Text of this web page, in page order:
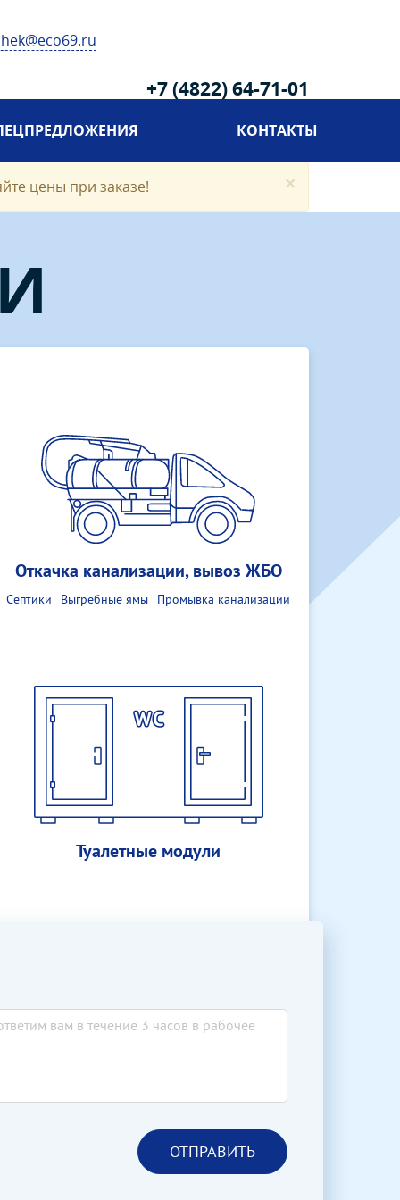
+7 (4822) 64-71-01
КОНТАКТЫ
×
цены при заказе!
Откачка канализации, вывоз ЖБО
Септики Выгребные ямы Промывка канализации
Туалетные модули